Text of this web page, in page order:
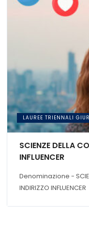
LAUREE TRIENNALI
SCIENZE DELLA
INFLUENCER
Denominazione -
INDIRIZZO INFLUENCER